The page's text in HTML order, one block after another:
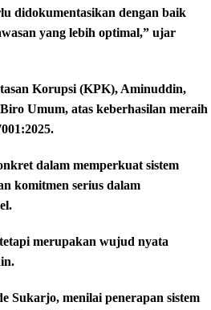
didokumentasikan dengan baik
yang lebih optimal,” ujar
Korupsi (KPK), Aminuddin,
Umum, atas keberhasilan meraih
dalam memperkuat sistem
komitmen serius dalam
merupakan wujud nyata
Sukarjo, menilai penerapan sistem